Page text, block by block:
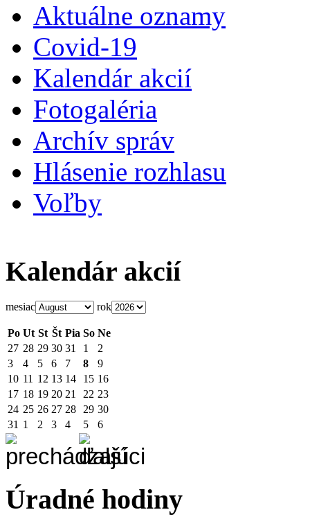
Aktuálne oznamy
Covid-19
Kalendár akcií
Fotogaléria
Archív správ
Hlásenie rozhlasu
Voľby
Kalendár akcií
mesiac rok
Po Ut St Št Pia So Ne
27 28 29 30 31 1
2
3
4 5 6 7 8
9
10 11 12 13 14 15 16
17 18 19 20 21 22 23
24 25 26 27 28 29 30
31 1 2 3 4 5 6
Úradné hodiny